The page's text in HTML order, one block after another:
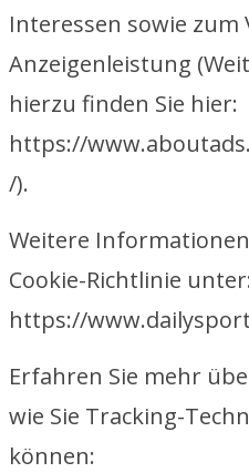
Interessen sowie zum
Anzeigenleistung
hierzu finden Sie hier:
https://
/).
Weitere
Cookie-Richtlinie unter:
https://
Erfahren Sie mehr
wie Sie Tracking-
können: